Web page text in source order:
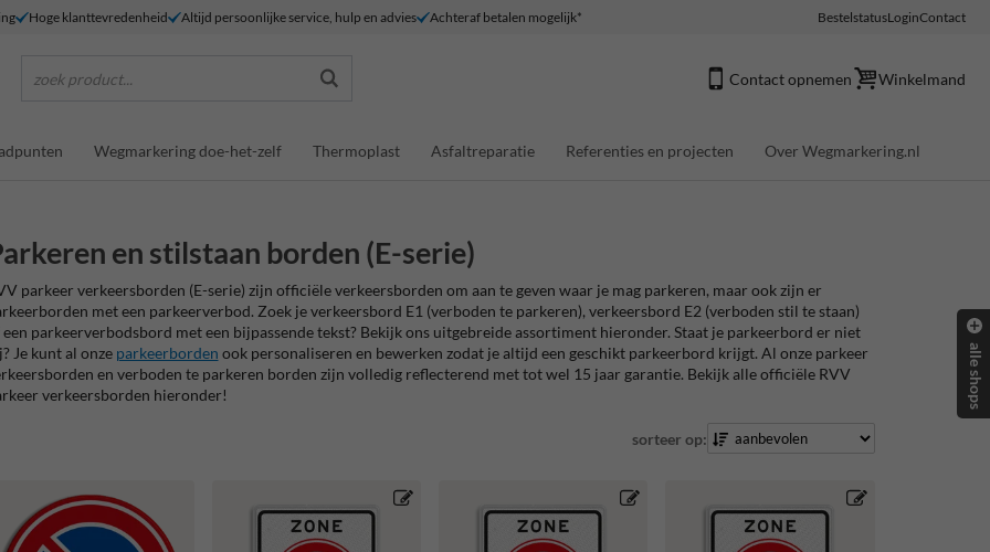
Hoge klanttevredenheid Altijd persoonlijke service, hulp en advies Achteraf betalen mogelijk* BestelstatusLoginContact
zoek product... Contact opnemen Winkelmand
Wegmarkering doe-het-zelf Thermoplast Asfaltreparatie Referenties en projecten Over Wegmarkering.nl
en stilstaan borden (E-serie)
parkeer verkeersborden (E-serie) zijn officiële verkeersborden om aan te geven waar je mag parkeren, maar ook zijn er
met een parkeerverbod. Zoek je verkeersbord E1 (verboden te parkeren), verkeersbord E2 (verboden stil te staan)
parkeerverbodsbord met een bijpassende tekst? Bekijk ons uitgebreide assortiment hieronder. Staat je parkeerbord er niet
Je kunt al onze parkeerborden ook personaliseren en bewerken zodat je altijd een geschikt parkeerbord krijgt. Al onze parkeer
en verboden te parkeren borden zijn volledig reflecterend met tot wel 15 jaar garantie. Bekijk alle officiële RVV
verkeersborden hieronder!
sorteer op:
alle shops